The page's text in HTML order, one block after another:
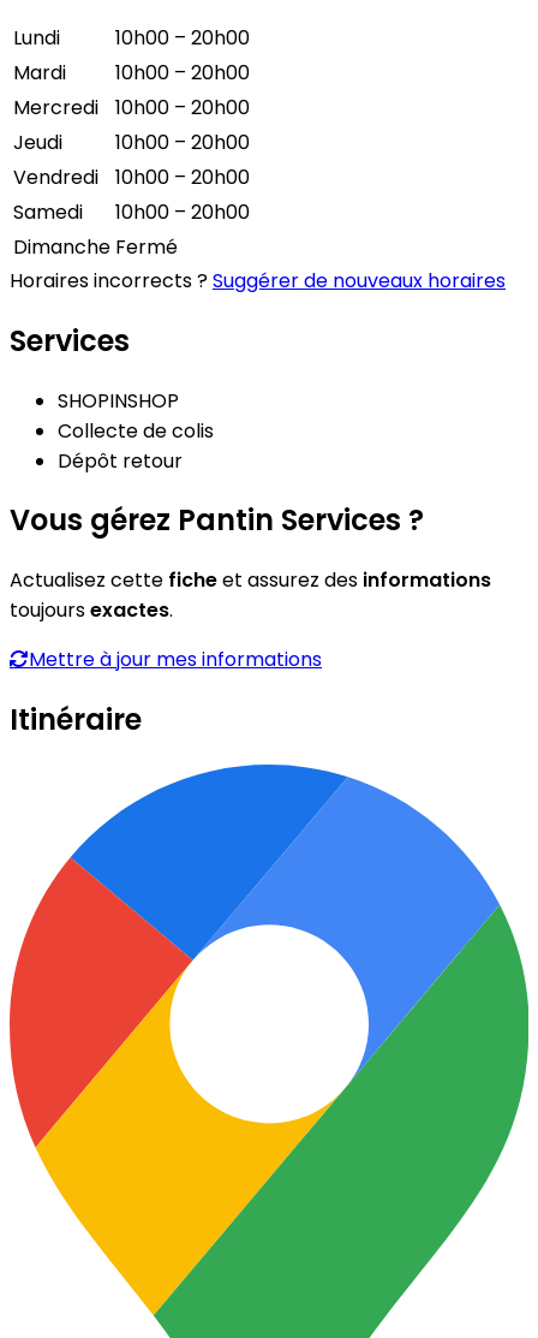
Lundi
10h00 – 20h00
Mardi
10h00 – 20h00
Mercredi
10h00 – 20h00
Jeudi
10h00 – 20h00
Vendredi
10h00 – 20h00
Samedi
10h00 – 20h00
Dimanche Fermé
Horaires incorrects ?Suggérer de nouveaux horaires
Services
SHOPINSHOP
Collecte de colis
Dépôt retour
Vous gérez Pantin Services ?
Actualisez cette ficheet assurez des informations
toujoursexactes.
Mettre à jour mes informations
Itinéraire